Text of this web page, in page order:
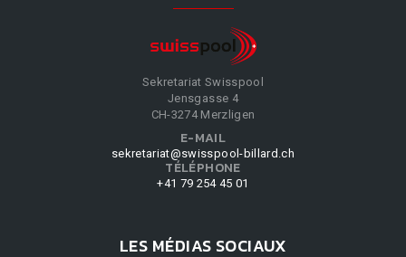
Sekretariat Swisspool
Jensgasse 4
CH-3274 Merzligen
E-MAIL
sekretariat@swisspool-billard.ch
TÉLÉPHONE
+41 79 254 45 01
LES MÉDIAS SOCIAUX